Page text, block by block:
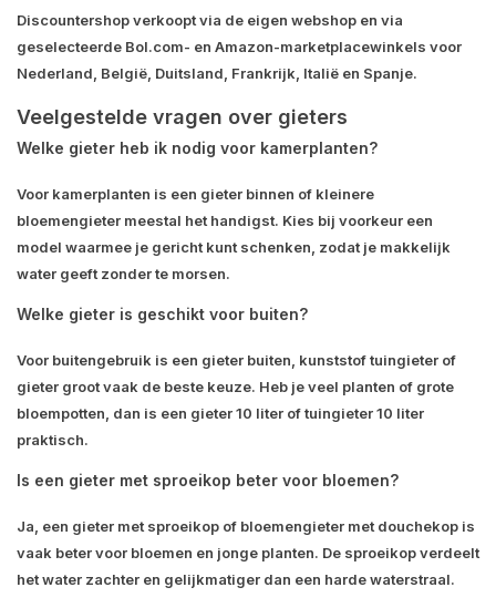
Discountershop verkoopt via de eigen webshop en via
geselecteerde Bol.com- en Amazon-marketplacewinkels voor
Nederland, België, Duitsland, Frankrijk, Italië en Spanje.
Veelgestelde vragen over gieters
Welke gieter heb ik nodig voor kamerplanten?
Voor kamerplanten is een gieter binnen of kleinere
bloemengieter meestal het handigst. Kies bij voorkeur een
model waarmee je gericht kunt schenken, zodat je makkelijk
water geeft zonder te morsen.
Welke gieter is geschikt voor buiten?
Voor buitengebruik is een gieter buiten, kunststof tuingieter of
gieter groot vaak de beste keuze. Heb je veel planten of grote
bloempotten, dan is een gieter 10 liter of tuingieter 10 liter
praktisch.
Is een gieter met sproeikop beter voor bloemen?
Ja, een gieter met sproeikop of bloemengieter met douchekop is
vaak beter voor bloemen en jonge planten. De sproeikop verdeelt
het water zachter en gelijkmatiger dan een harde waterstraal.